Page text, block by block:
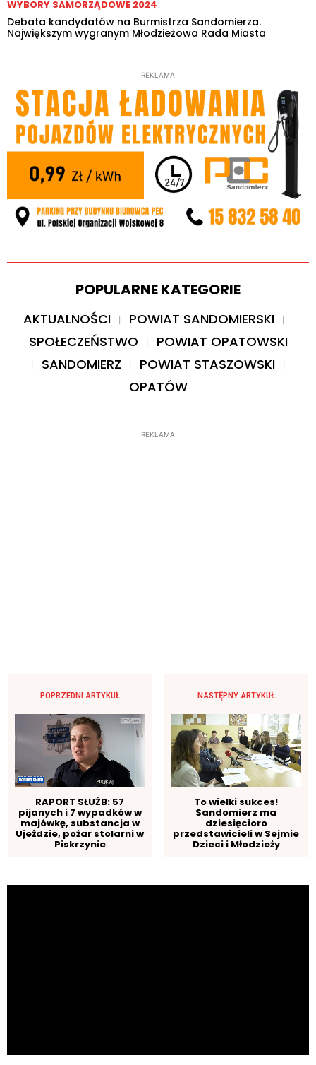
WYBORY SAMORZĄDOWE 2024
Debata kandydatów na Burmistrza Sandomierza.
Największym wygranym Młodzieżowa Rada Miasta
REKLAMA
POPULARNE KATEGORIE
AKTUALNOŚCI
POWIAT SANDOMIERSKI
SPOŁECZEŃSTWO
POWIAT OPATOWSKI
SANDOMIERZ
POWIAT STASZOWSKI
OPATÓW
REKLAMA
POPRZEDNI ARTYKUŁ
RAPORT SŁUŻB: 57
pijanych i 7 wypadków w
majówkę, substancja w
Ujeździe, pożar stolarni w
Piskrzynie
NASTĘPNY ARTYKUŁ
To wielki sukces!
Sandomierz ma
dziesięcioro
przedstawicieli w Sejmie
Dzieci i Młodzieży